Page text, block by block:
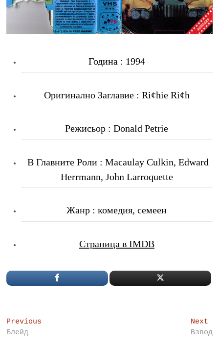
Година : 1994
Оригинално Заглавие : Ri¢hie Ri¢h
Режисьор : Donald Petrie
В Главните Роли: Macaulay Culkin, Edward
Herrmann, John Larroquette
Жанр : комедия, семеен
Страница в IMDB
Post
navigation
Previous
Блейд
Next
Взвод